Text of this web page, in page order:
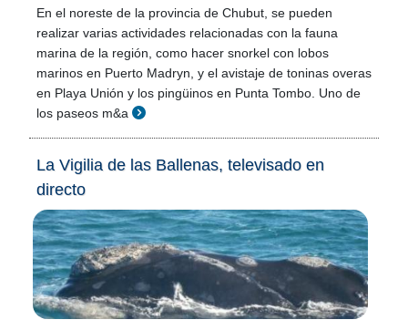
En el noreste de la provincia de Chubut, se pueden
realizar varias actividades relacionadas con la fauna
marina de la región, como hacer snorkel con lobos
marinos en Puerto Madryn, y el avistaje de toninas overas
en Playa Unión y los pingüinos en Punta Tombo. Uno de
los paseos m&a
La Vigilia de las Ballenas, televisado en
directo